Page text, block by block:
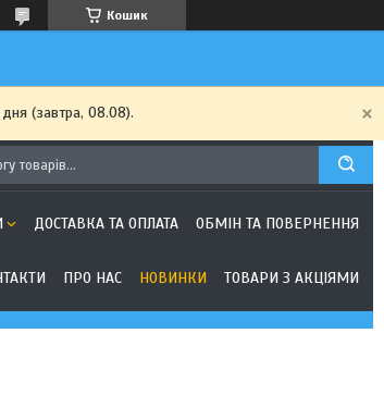
Кошик
(завтра, 08.08).
ДОСТАВКА ТА ОПЛАТА ОБМІН ТА ПОВЕРНЕННЯ
ПРО НАС НОВИНКИ ТОВАРИ З АКЦІЯМИ